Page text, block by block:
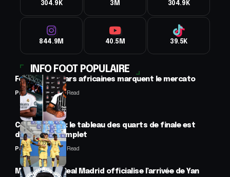
304.9K 3M 304.9K
844.9M 40.5M 39.5K
INFO FOOT POPULAIRE
Football : 2 stars africaines marquent le mercato
Panafrofoot2 Min Read
CAN féminine : le tableau des quarts de finale est
désormais complet
Panafrofoot2 Min Read
Mercato : Le Real Madrid officialise l’arrivée de Yan